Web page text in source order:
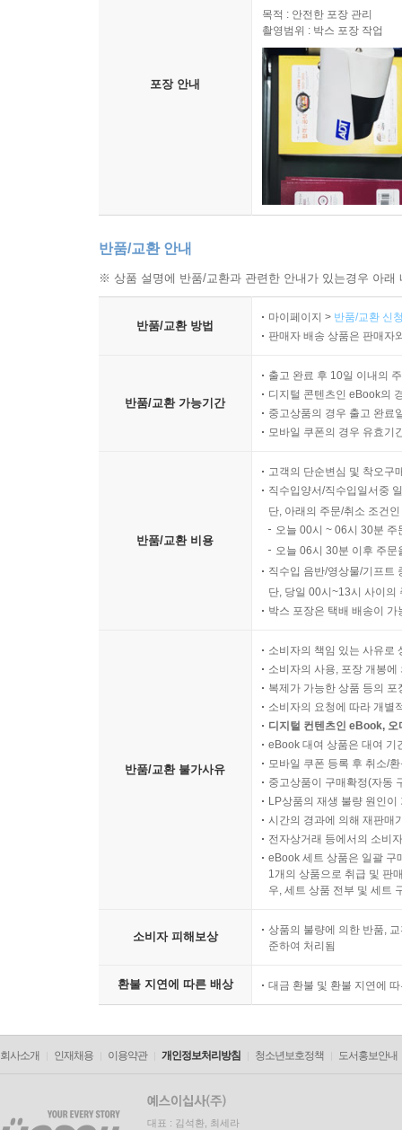
포장 안내
목적 : 안전한 포장 관리
촬영범위 : 박스 포장 작업
반품/교환 안내
※ 상품 설명에 반품/교환과 관련한 안내가 있는경우 아
반품/교환 방법
마이페이지 > 반품/교환 신
판매자 배송 상품은 판매자
반품/교환 가능기간
출고 완료 후 10일 이내의
디지털 콘텐츠인 eBook의
중고상품의 경우 출고 완료
모바일 쿠폰의 경우 유효기
반품/교환 비용
고객의 단순변심 및 착오구
직수입양서/직수입일서중
단, 아래의 주문/취소 조건
오늘 00시 ~ 06시 30분
오늘 06시 30분 이후 주
직수입 음반/영상물/기프트
단, 당일 00시~13시 사이의
박스 포장은 택배 배송이
반품/교환 불가사유
소비자의 책임 있는 사유로
소비자의 사용, 포장 개봉
복제가 가능한 상품 등의
소비자의 요청에 따라 개별
디지털 컨텐츠인 eBook,
eBook 대여 상품은 대여 기
모바일 쿠폰 등록 후 취소/
중고상품이 구매확정(자동
LP상품의 재생 불량 원인
시간의 경과에 의해 재판매
전자상거래 등에서의 소비
eBook 세트 상품은 일괄 구
1개의 상품으로 취급 및 판
우, 세트 상품 전부 및 세트
소비자 피해보상
상품의 불량에 의한 반품,
준하여 처리됨
환불 지연에 따른 배상 대금 환불 및 환불 지연에
회사소개 인재채용 이용약관 개인정보처리방침 청소년보호정책 도서홍보안내
대표 : 김석환, 최세라